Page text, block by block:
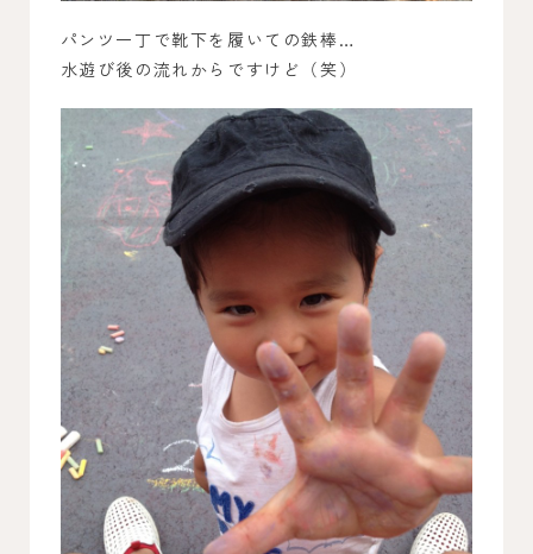
パンツ一丁で靴下を履いての鉄棒…
水遊び後の流れからですけど（笑）